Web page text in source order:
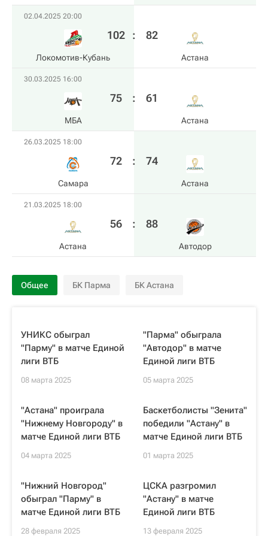
02.04.2025 20:00
Локомотив-Кубань
102 : 82
Астана
30.03.2025 16:00
МБА
75 : 61
Астана
26.03.2025 18:00
Самара
72 : 74
Астана
21.03.2025 18:00
Астана
56 : 88
Автодор
Общее БК Парма БК Астана
УНИКС обыграл
"Парму" в матче Единой
лиги ВТБ
08 марта 2025
"Парма" обыграла
"Автодор" в матче
Единой лиги ВТБ
05 марта 2025
"Астана" проиграла
"Нижнему Новгороду" в
матче Единой лиги ВТБ
04 марта 2025
Баскетболисты "Зенита"
победили "Астану" в
матче Единой лиги ВТБ
01 марта 2025
"Нижний Новгород"
обыграл "Парму" в
матче Единой лиги ВТБ
28 февраля 2025
ЦСКА разгромил
"Астану" в матче
Единой лиги ВТБ
13 февраля 2025